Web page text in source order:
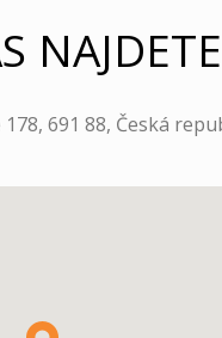
178, 691 88, Česká